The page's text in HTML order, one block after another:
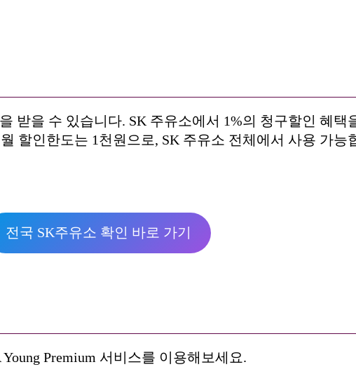
받을 수 있습니다. SK 주유소에서 1%의 청구할인 혜택
할인한도는 1천원으로, SK 주유소 전체에서 사용 가능
전국 SK주유소 확인 바로 가기
Premium 서비스를 이용해보세요.